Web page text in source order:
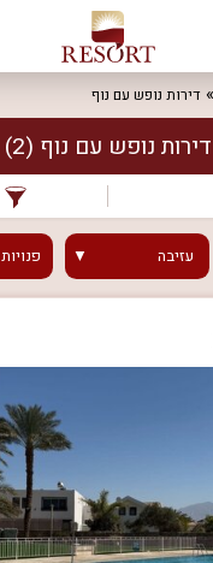
דירות נופש עם נוף
דירות נופש עם נוף (2)
עזיבה פנויות